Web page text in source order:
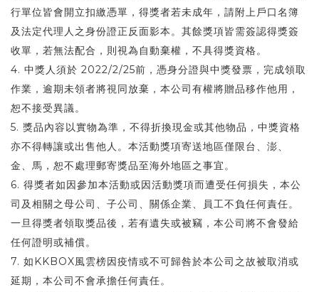
行單位皆會開立扣繳憑單，得獎者若未成年，請附上戶口名簿
及法定代理人之身份證正反面影本。其餘獎項皆需簽認得獎簽
收單，若無法配合，則視為自動棄權，不具得獎資格。
4. 中獎人須於 2022/2/25前，憑身分證與中獎發票，完成領取
作業，逾期未領者將視同放棄，本公司有權將贈品移作他用，
恕不接受異議。
5. 獎品內容以實物為準，不得折換現金或其他物品，中獎資格
亦不得轉讓或出售他人。本活動獎項寄送地區僅限台、澎、
金、馬，恕不處理郵寄獎品至海外地區之事宜。
6. 得獎者如因參加本活動或因活動獎項而遭受任何損失，本公
司及相關之母公司、子公司、關係企業、員工不負任何責任。
一旦得獎者領取獎品後，若有遺失或被竊，本公司將不會發給
任何證明或補償。
7. 如KKBOX風雲榜因疫情或不可歸咎於本公司之故被取消或
延期，本公司不會承擔任何責任。